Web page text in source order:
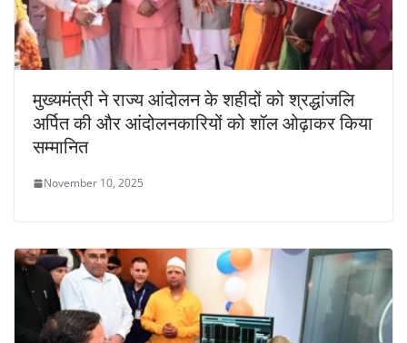
मुख्यमंत्री ने राज्य आंदोलन के शहीदों को श्रद्धांजलि
अर्पित की और आंदोलनकारियों को शॉल ओढ़ाकर किया
सम्मानित
November 10, 2025